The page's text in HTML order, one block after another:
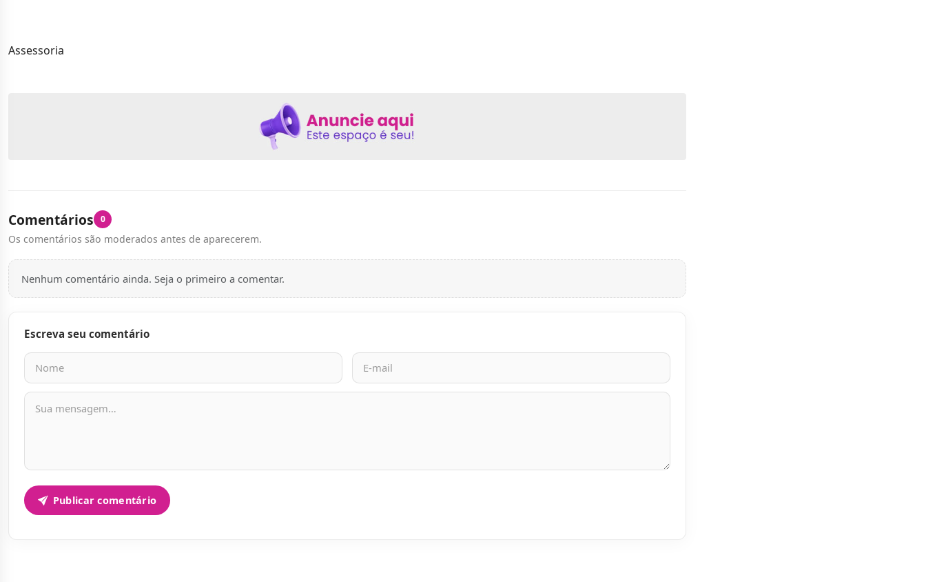
Assessoria
Comentários 0
Os comentários são moderados antes de aparecerem.
Nenhum comentário ainda. Seja o primeiro a comentar.
Escreva seu comentário
Nome
E-mail
Mensagem
Publicar comentário